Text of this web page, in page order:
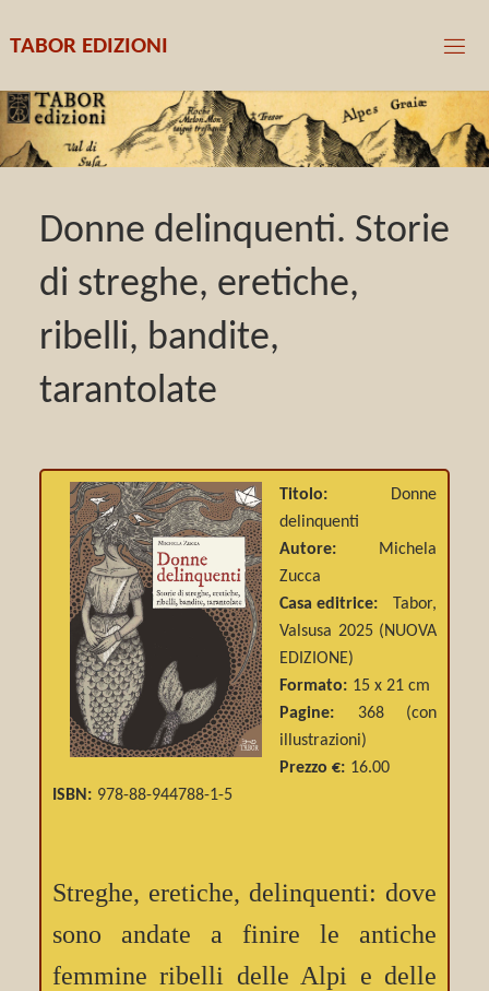
TABOR EDIZIONI
Donne delinquenti. Storie
di streghe, eretiche,
ribelli, bandite,
tarantolate
Titolo:
Donne
delinquenti
Autore:
Michela
Zucca
Casa editrice:
Tabor,
Valsusa 2025 (NUOVA
EDIZIONE)
Formato: 15 x 21 cm
Pagine:
368 (con
illustrazioni)
Prezzo €: 16.00
ISBN: 978-88-944788-1-5
Streghe, eretiche, delinquenti: dove
sono andate a finire le antiche
femmine ribelli delle Alpi e delle